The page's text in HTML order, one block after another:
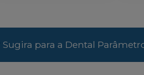
Sugira para a Dental